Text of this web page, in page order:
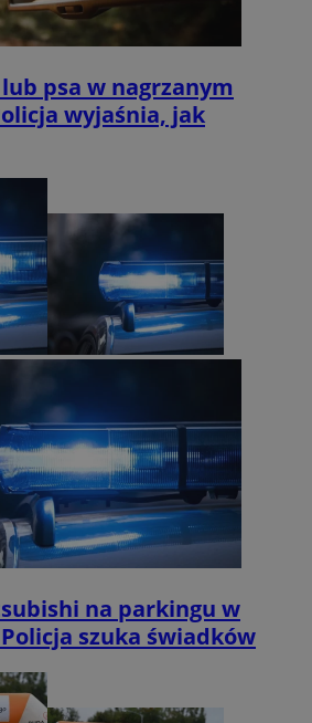
psa w nagrzanym
wyjaśnia, jak
na parkingu w
szuka świadków